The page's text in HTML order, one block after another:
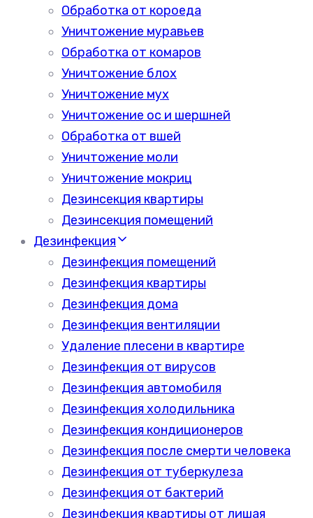
Обработка от короеда
Уничтожение муравьев
Обработка от комаров
Уничтожение блох
Уничтожение мух
Уничтожение ос и шершней
Обработка от вшей
Уничтожение моли
Уничтожение мокриц
Дезинсекция квартиры
Дезинсекция помещений
Дезинфекция
Дезинфекция помещений
Дезинфекция квартиры
Дезинфекция дома
Дезинфекция вентиляции
Удаление плесени в квартире
Дезинфекция от вирусов
Дезинфекция автомобиля
Дезинфекция холодильника
Дезинфекция кондиционеров
Дезинфекция после смерти человека
Дезинфекция от туберкулеза
Дезинфекция от бактерий
Дезинфекция квартиры от лишая